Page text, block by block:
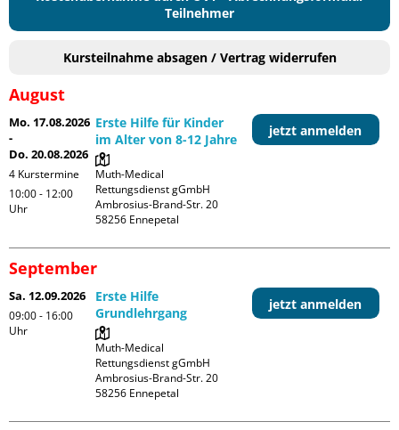
Teilnehmer
Kursteilnahme absagen / Vertrag widerrufen
August
Mo. 17.08.2026
-
Do. 20.08.2026
4 Kurstermine
10:00 - 12:00
Uhr
Erste Hilfe für Kinder
im Alter von 8-12 Jahre
Muth-Medical
Rettungsdienst gGmbH
Ambrosius-Brand-Str. 20
jetzt anmelden
September
Sa. 12.09.2026
09:00 - 16:00
Uhr
Erste Hilfe
Grundlehrgang
Muth-Medical
Rettungsdienst gGmbH
Ambrosius-Brand-Str. 20
jetzt anmelden